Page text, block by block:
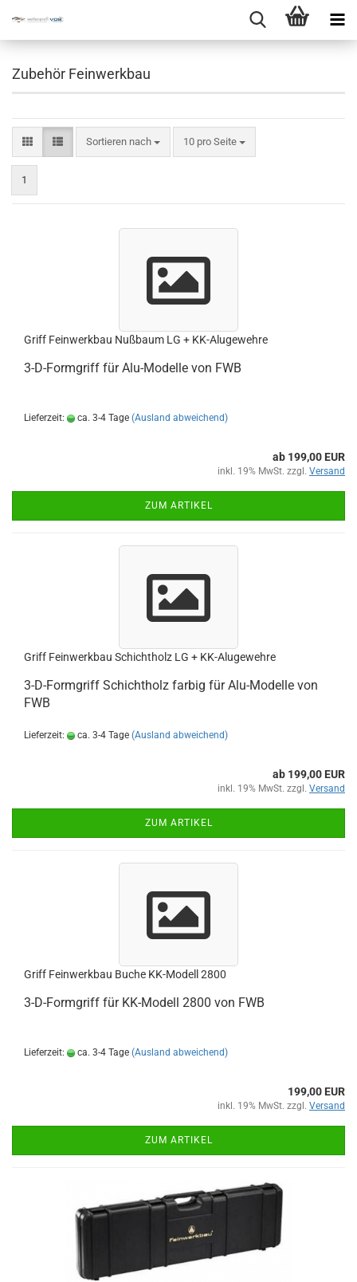
Zubehör Feinwerkbau
Sortieren nach 10 pro Seite
1
Griff Feinwerkbau Nußbaum LG + KK-Alugewehre
3-D-Formgriff für Alu-Modelle von FWB
Lieferzeit: ca. 3-4 Tage (Ausland abweichend)
ab 199,00 EUR
inkl. 19% MwSt. zzgl. Versand
ZUM ARTIKEL
Griff Feinwerkbau Schichtholz LG + KK-Alugewehre
3-D-Formgriff Schichtholz farbig für Alu-Modelle von
FWB
Lieferzeit: ca. 3-4 Tage (Ausland abweichend)
ab 199,00 EUR
inkl. 19% MwSt. zzgl. Versand
ZUM ARTIKEL
Griff Feinwerkbau Buche KK-Modell 2800
3-D-Formgriff für KK-Modell 2800 von FWB
Lieferzeit: ca. 3-4 Tage (Ausland abweichend)
199,00 EUR
inkl. 19% MwSt. zzgl. Versand
ZUM ARTIKEL